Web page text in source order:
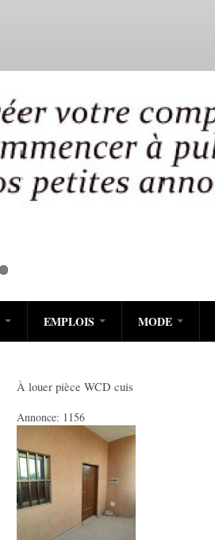
EMPLOIS MODE
À louer pièce WCD cuis
Annonce: 1156